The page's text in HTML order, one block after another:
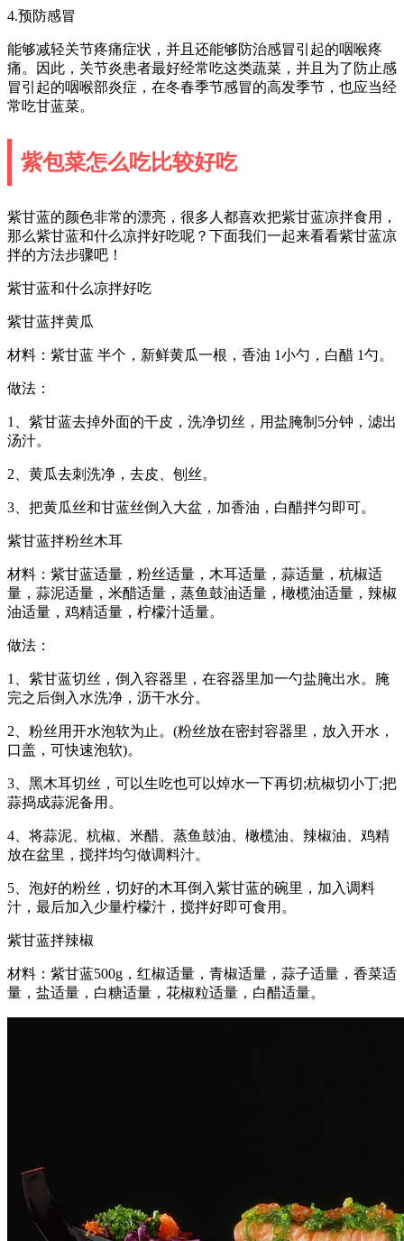
4.预防感冒
能够减轻关节疼痛症状，并且还能够防治感冒引起的咽喉疼
痛。因此，关节炎患者最好经常吃这类蔬菜，并且为了防止感
冒引起的咽喉部炎症，在冬春季节感冒的高发季节，也应当经
常吃甘蓝菜。
紫包菜怎么吃比较好吃
紫甘蓝的颜色非常的漂亮，很多人都喜欢把紫甘蓝凉拌食用，
那么紫甘蓝和什么凉拌好吃呢？下面我们一起来看看紫甘蓝凉
拌的方法步骤吧！
紫甘蓝和什么凉拌好吃
紫甘蓝拌黄瓜
材料：紫甘蓝 半个，新鲜黄瓜一根，香油 1小勺，白醋 1勺。
做法：
1、紫甘蓝去掉外面的干皮，洗净切丝，用盐腌制5分钟，滤出
汤汁。
2、黄瓜去刺洗净，去皮、刨丝。
3、把黄瓜丝和甘蓝丝倒入大盆，加香油，白醋拌匀即可。
紫甘蓝拌粉丝木耳
材料：紫甘蓝适量，粉丝适量，木耳适量，蒜适量，杭椒适
量，蒜泥适量，米醋适量，蒸鱼鼓油适量，橄榄油适量，辣椒
油适量，鸡精适量，柠檬汁适量。
做法：
1、紫甘蓝切丝，倒入容器里，在容器里加一勺盐腌出水。腌
完之后倒入水洗净，沥干水分。
2、粉丝用开水泡软为止。(粉丝放在密封容器里，放入开水，
口盖，可快速泡软)。
3、黑木耳切丝，可以生吃也可以焯水一下再切;杭椒切小丁;把
蒜捣成蒜泥备用。
4、将蒜泥、杭椒、米醋、蒸鱼鼓油、橄榄油、辣椒油、鸡精
放在盆里，搅拌均匀做调料汁。
5、泡好的粉丝，切好的木耳倒入紫甘蓝的碗里，加入调料
汁，最后加入少量柠檬汁，搅拌好即可食用。
紫甘蓝拌辣椒
材料：紫甘蓝500g，红椒适量，青椒适量，蒜子适量，香菜适
量，盐适量，白糖适量，花椒粒适量，白醋适量。